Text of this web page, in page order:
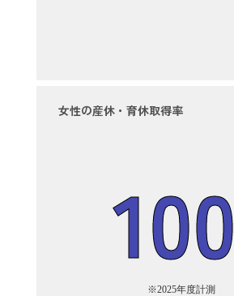
女性の産休・育休取得率
100
※2025年度計測